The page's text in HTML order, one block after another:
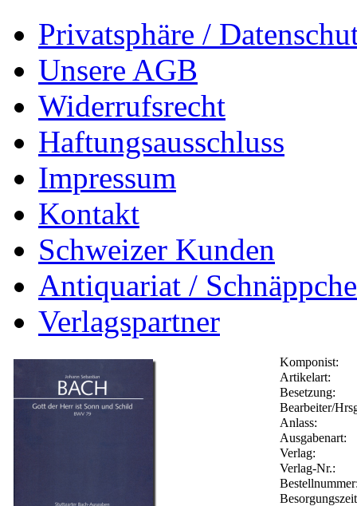
Privatsphäre /
Unsere AGB
Widerrufsrecht
Haftungsausschluss
Impressum
Kontakt
Schweizer Kunden
Antiquariat /
Verlagspartner
Komponist:
Artikelart:
Besetzung:
Bearbeiter/
Anlass:
Ausgabenart:
Verlag:
Verlag-Nr.: